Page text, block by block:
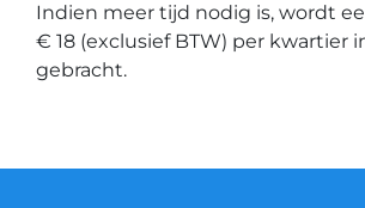
Indien meer tijd nodig is, wordt
€ 18 (exclusief BTW) per kwartier
gebracht.